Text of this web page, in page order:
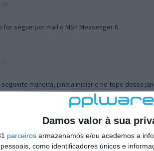
Damos valor à sua
parceiros armazenamos e/ou acedemos a
como identificadores únicos e
for segue por mail o MSn Messenger 8.
maneira, janela iniciar e no topo dessa
separador Menu ‘Iniciar’ clica no botão
escolheres o Browser com que queres
ao teu Firefox e nas ferramentas ou tools escolhes
e logo perto do fim encontras um local para
é o browser predefinido.